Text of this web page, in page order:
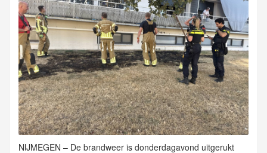
NIJMEGEN – De brandweer is donderdagavond uitgerukt